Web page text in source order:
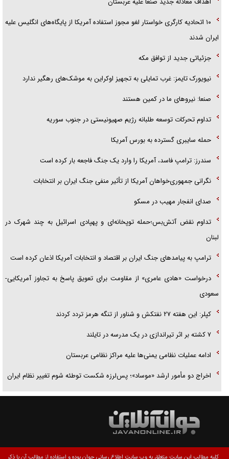
۱۰ اتحادیه کارگری خواستار لغو مجوز استفاده آمریکا از پایگاه‌های انگلیس علیه
ایران شدند
جزئیاتی جدید از توافق مکه
نیویورک تایمز: غرب تمایلی به تجهیز اوکراین به موشک‌های رهگیر ندارد
صنعا: نیروهای ما در کمین‌ هستند
تداوم تحرکات توسعه طلبانه رژیم صهیونیستی در جنوب سوریه
حمله سایبری گسترده به بورس آمریکا
سندرز: ترامپ فاسد، آمریکا را وارد یک جنگ فاجعه بار کرده است
نگرانی جمهوری‌خواهان آمریکا از تأثیر منفی جنگ ایران بر انتخابات
صدای انفجار مهیب در مسکو
تداوم نقض آتش‌بس؛حمله توپخانه‌ای و پهپادی اسرائیل به چند شهرک در
لبنان
ترامپ به پیامدهای جنگ ایران بر اقتصاد و انتخابات آمریکا اذعان کرده است
درخواست «هادی عامری» از مقاومت برای تعویق پاسخ به تجاوز آمریکایی-
سعودی
کپلر: این هفته ۲۷ نفتکش و شناور از تنگه هرمز تردد کردند
۷ کشته بر اثر تیراندازی در یک مدرسه در تایلند
ادامه عملیات نظامی یمنی‌ها علیه مراکز نظامی عربستان
اخراج دو مأمور ارشد «موساد»؛ پس‌لرزه شکست توطئه شوم تغییر نظام ایران
کلیه مطالب این سایت متعلق به وب سایت اطلاع رسانی جوان بوده و استفاده از مطالب آن با ذکر